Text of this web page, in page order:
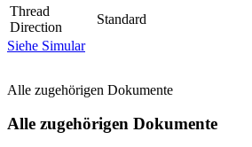
Thread
Direction
Standard
Siehe Simular
Alle zugehörigen Dokumente
Alle zugehörigen Dokumente